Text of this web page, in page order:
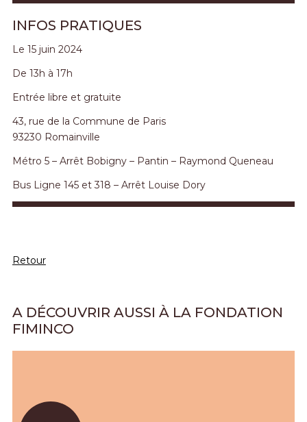
INFOS PRATIQUES
Le 15 juin 2024
De 13h à 17h
Entrée libre et gratuite
43, rue de la Commune de Paris
93230 Romainville
Métro 5 – Arrêt Bobigny – Pantin – Raymond Queneau
Bus Ligne 145 et 318 – Arrêt Louise Dory
Retour
A DÉCOUVRIR AUSSI À LA FONDATION
FIMINCO